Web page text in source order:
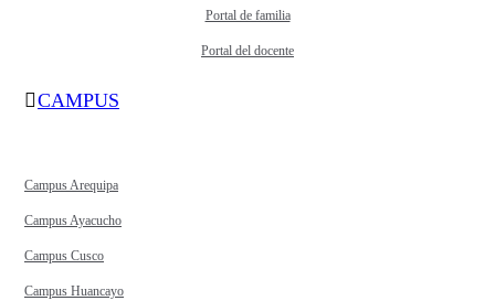
Portal de familia
Portal del docente
CAMPUS
Campus Arequipa
Campus Ayacucho
Campus Cusco
Campus Huancayo